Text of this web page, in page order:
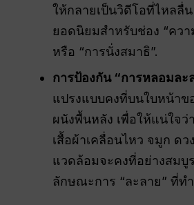
ให้กลายเป็นวิดีโอที่ไหลลื่น
ยอดนิยมสำหรับช่อง “คว
หรือ “การนั่งสมาธิ”.
การป้องกัน “การหลอมละ
แปรงแบบคงที่บนใบหน้าข
ผนังพื้นหลัง เพื่อให้แน่ใจ
เสื้อผ้าเคลื่อนไหว จมูก ด
แวดล้อมจะคงที่อย่างสมบู
ลักษณะการ “ละลาย” ที่ท